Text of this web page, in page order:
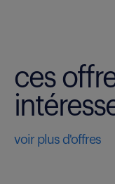
ces
voir plus d'offres